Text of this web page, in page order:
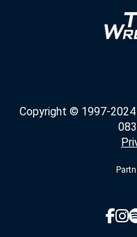
Copyright © 1997-2024